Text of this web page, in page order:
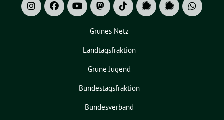
Grünes Netz
Landtagsfraktion
Grüne Jugend
Bundestagsfraktion
Bundesverband